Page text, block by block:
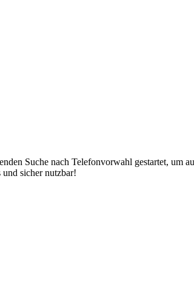
Suche nach Telefonvorwahl gestartet,
sicher nutzbar!